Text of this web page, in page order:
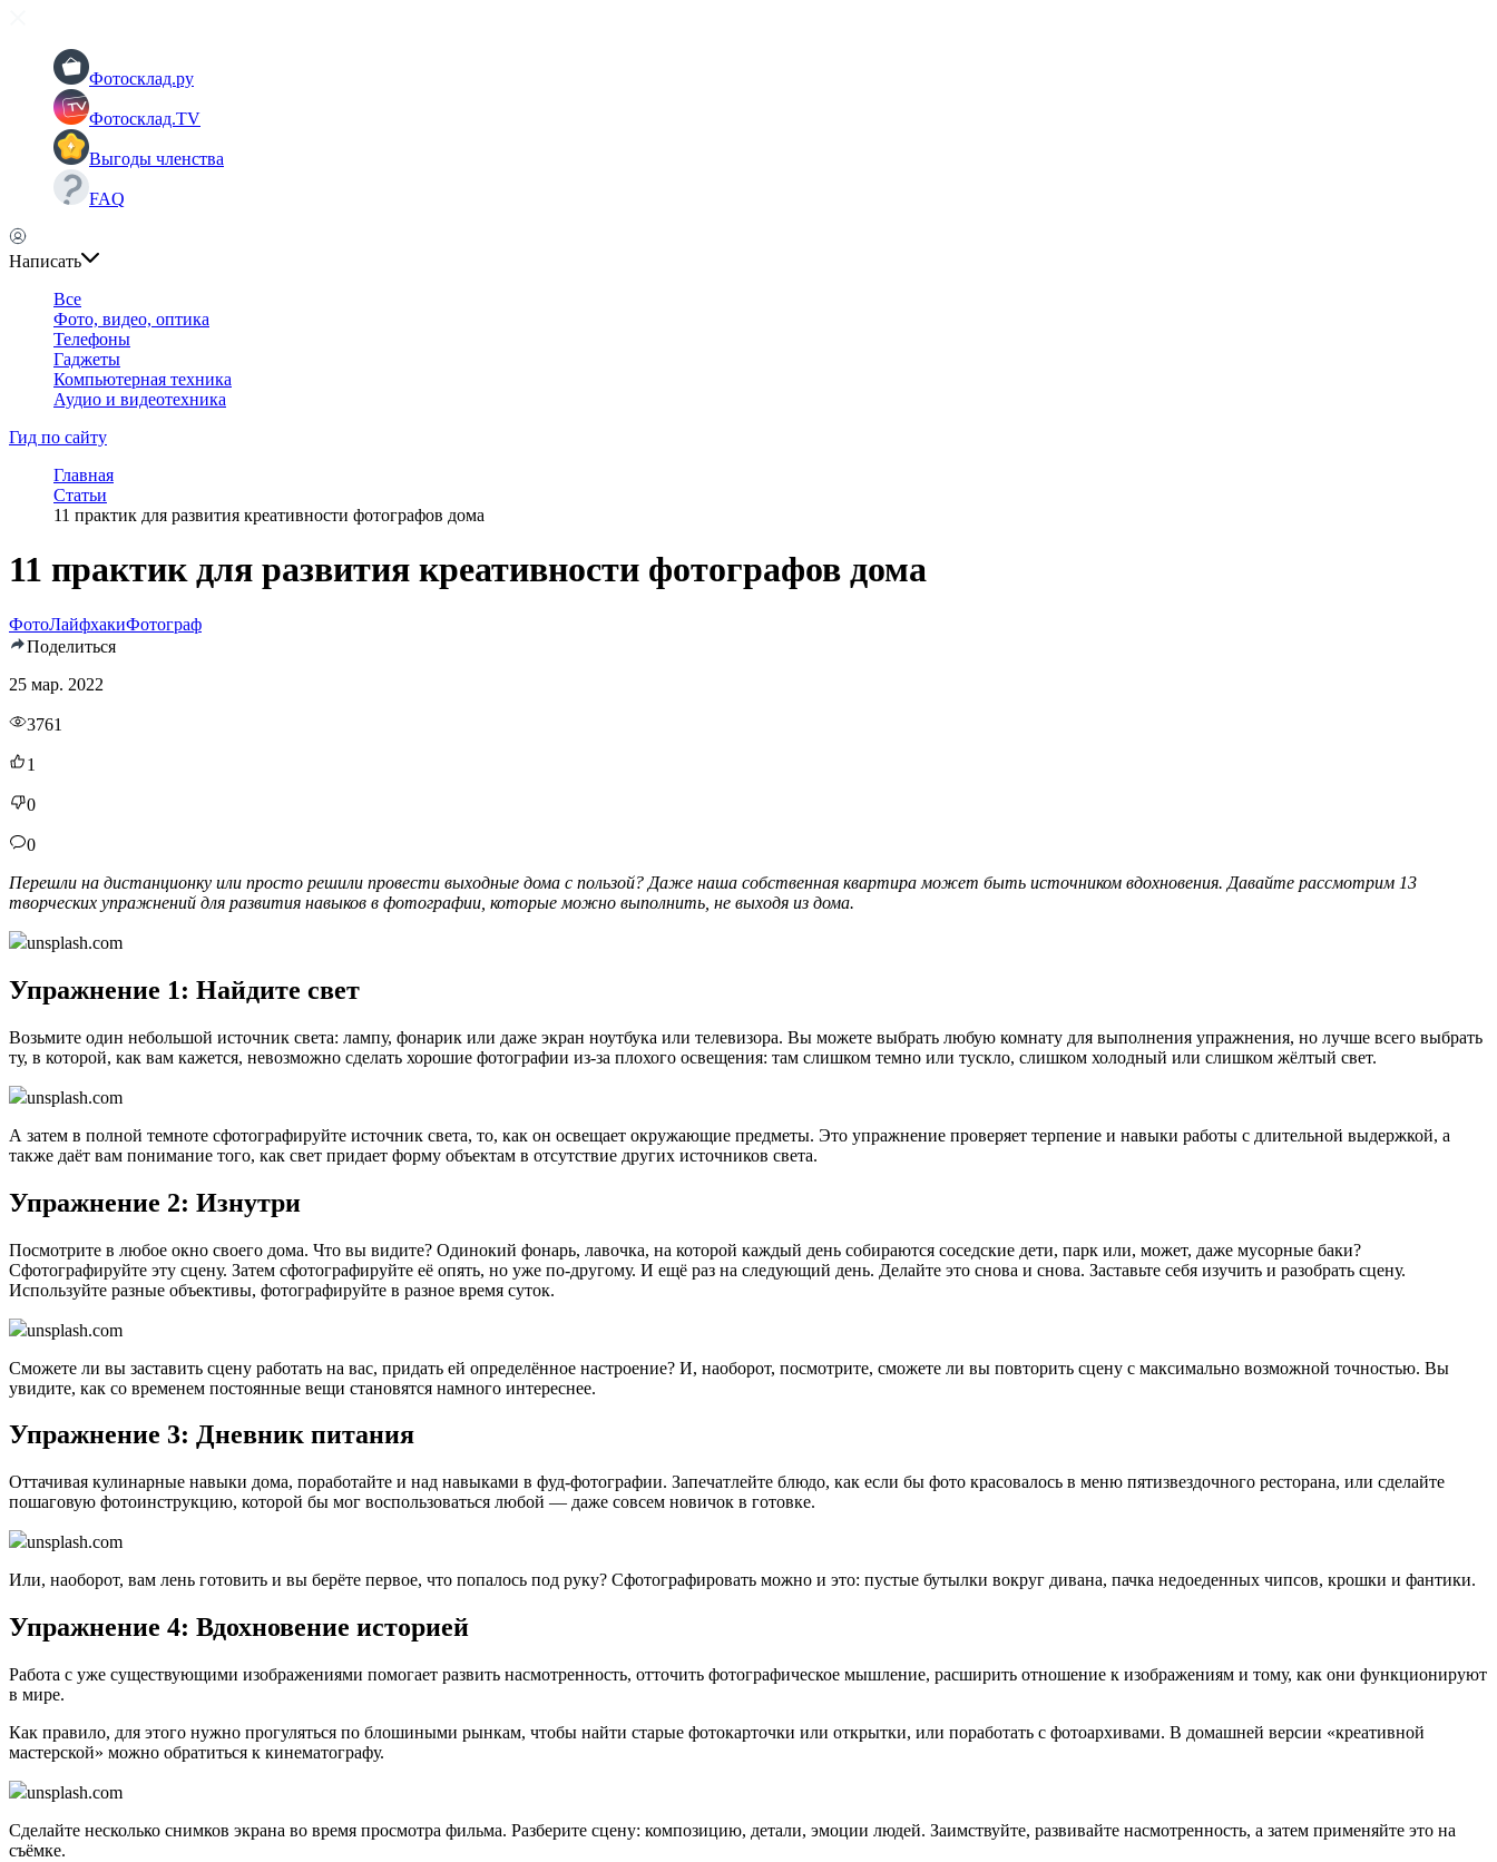
Фотосклад.ру
Фотосклад.TV
Выгоды членства
FAQ
Написать
Все
Фото, видео, оптика
Телефоны
Гаджеты
Компьютерная техника
Аудио и видеотехника
Гид по сайту
Главная
Статьи
11 практик для развития креативности фотографов дома
11 практик для развития креативности фотографов дома
ФотоЛайфхакиФотограф
Поделиться
25 мар. 2022
3761
1
0
0
Перешли на дистанционку или просто решили провести выходные дома с пользой? Даже наша собственная квартира может быть источником вдохновения. Давайте рассмотрим 13
творческих упражнений для развития навыков в фотографии, которые можно выполнить, не выходя из дома.
unsplash.com
Упражнение 1: Найдите свет
Возьмите один небольшой источник света: лампу, фонарик или даже экран ноутбука или телевизора. Вы можете выбрать любую комнату для выполнения упражнения, но лучше всего выбрать
ту, в которой, как вам кажется, невозможно сделать хорошие фотографии из-за плохого освещения: там слишком темно или тускло, слишком холодный или слишком жёлтый свет.
unsplash.com
А затем в полной темноте сфотографируйте источник света, то, как он освещает окружающие предметы. Это упражнение проверяет терпение и навыки работы с длительной выдержкой, а
также даёт вам понимание того, как свет придает форму объектам в отсутствие других источников света.
Упражнение 2: Изнутри
Посмотрите в любое окно своего дома. Что вы видите? Одинокий фонарь, лавочка, на которой каждый день собираются соседские дети, парк или, может, даже мусорные баки?
Сфотографируйте эту сцену. Затем сфотографируйте её опять, но уже по-другому. И ещё раз на следующий день. Делайте это снова и снова. Заставьте себя изучить и разобрать сцену.
Используйте разные объективы, фотографируйте в разное время суток.
unsplash.com
Сможете ли вы заставить сцену работать на вас, придать ей определённое настроение? И, наоборот, посмотрите, сможете ли вы повторить сцену с максимально возможной точностью. Вы
увидите, как со временем постоянные вещи становятся намного интереснее.
Упражнение 3: Дневник питания
Оттачивая кулинарные навыки дома, поработайте и над навыками в фуд-фотографии. Запечатлейте блюдо, как если бы фото красовалось в меню пятизвездочного ресторана, или сделайте
пошаговую фотоинструкцию, которой бы мог воспользоваться любой — даже совсем новичок в готовке.
unsplash.com
Или, наоборот, вам лень готовить и вы берёте первое, что попалось под руку? Сфотографировать можно и это: пустые бутылки вокруг дивана, пачка недоеденных чипсов, крошки и фантики.
Упражнение 4: Вдохновение историей
Работа с уже существующими изображениями помогает развить насмотренность, отточить фотографическое мышление, расширить отношение к изображениям и тому, как они функционируют
в мире.
Как правило, для этого нужно прогуляться по блошиными рынкам, чтобы найти старые фотокарточки или открытки, или поработать с фотоархивами. В домашней версии «креативной
мастерской» можно обратиться к кинематографу.
unsplash.com
Сделайте несколько снимков экрана во время просмотра фильма. Разберите сцену: композицию, детали, эмоции людей. Заимствуйте, развивайте насмотренность, а затем применяйте это на
съёмке.